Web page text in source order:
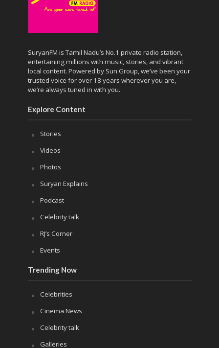
SuryanFM is Tamil Nadu’s No.1 private radio station,
entertaining millions with music, stories, and vibrant
local content. Powered by Sun Group, we’ve been your
trusted voice for over 18 years wherever you are,
we’re always tuned in with you.
Explore Content
Stories
Videos
Photos
Suryan Explains
Podcast
Celebrity talk
RJ’s Corner
Events
Trending Now
Celebrities
Cinema News
Celebrity talk
Galleries